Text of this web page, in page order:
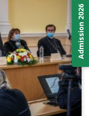
Admission 2026